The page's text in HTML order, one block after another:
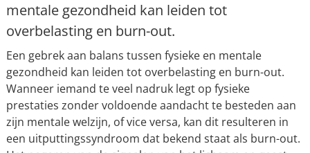
mentale gezondheid kan leiden tot
overbelasting en burn-out.
Een gebrek aan balans tussen fysieke en mentale
gezondheid kan leiden tot overbelasting en burn-out.
Wanneer iemand te veel nadruk legt op fysieke
prestaties zonder voldoende aandacht te besteden aan
zijn mentale welzijn, of vice versa, kan dit resulteren in
een uitputtingssyndroom dat bekend staat als burn-out.